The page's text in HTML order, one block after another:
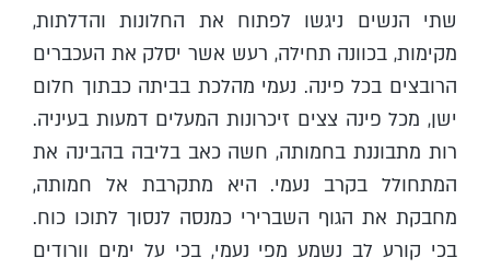
שתי הנשים ניגשו לפתוח את החלונות והדלתות,
מקימות, בכוונה תחילה, רעש אשר יסלק את העכברים
הרובצים בכל פינה. נעמי מהלכת בביתה כבתוך חלום
ישן, מכל פינה צצים זיכרונות המעלים דמעות בעיניה.
רות מתבוננת בחמותה, חשה כאב בליבה בהבינה את
המתחולל בקרב נעמי. היא מתקרבת אל חמותה,
מחבקת את הגוף השברירי כמנסה לנסוך לתוכו כוח.
בכי קורע לב נשמע מפי נעמי, בכי על ימים וורודים